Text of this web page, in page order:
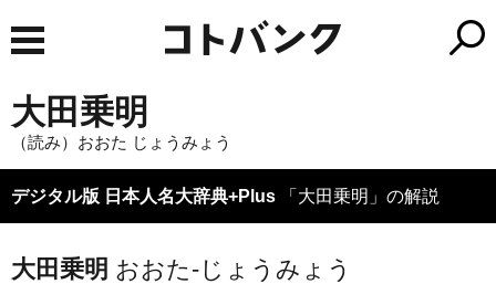
大田乗明
（読み）おおた じょうみょう
デジタル版 日本人名大辞典+Plus 「大田乗明」の解説
大田乗明 おおた-じょうみょう